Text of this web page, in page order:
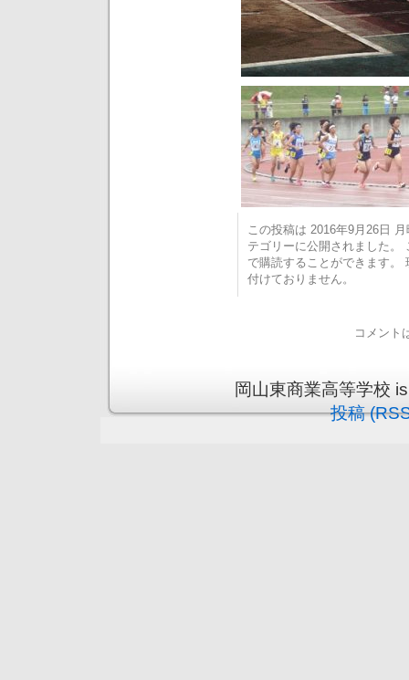
この投稿は 2016年9月26日
テゴリーに公開されました
で購読することができます。
付けておりません。
コメント
岡山東商業高等学校
投稿